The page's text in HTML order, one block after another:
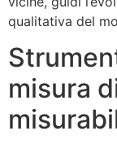
qualitativa del
misura